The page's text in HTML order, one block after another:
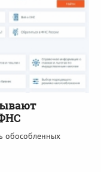
обособленных